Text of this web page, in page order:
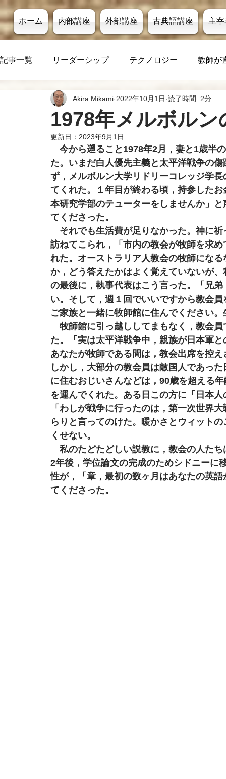
ホーム 内部講座 外部講座 古典語講座 主
記事一覧 リーダーシップ テクノロジー 教師が
1978年メルボルン
Akira Mikami 2022年10月1日 読了時間: 2分
更新日： 2023年9月1日
今から遡ること1978年2月，妻と1歳半
た。いまだ白人優先主義と太平洋戦争の
ず，メルボルン大学リドリーコレッジ学
てくれた。１年目が終わる頃，持参した
本研究学部のテューターをしませんか」
てくださった。
それでも生活費が足りなかった。神に
訪ねてこられ，「市内の教会が牧師を求
れた。オーストラリア人教会の牧師にな
か，どう答えたかはよく覚えていないが
の最後に，執事代表はこう言った。「兄
い。そして，週１回でいいですから教会
ご家族と一緒に牧師館に住んでください
牧師館に引っ越ししてまもなく，教会
た。「実は太平洋戦争中，親族が日本軍
あなたが牧師である間は，教会出席を控
しかし，大部分の教会員は敵国人であっ
に住むおじいさんなどは，90歳を超える
を運んでくれた。ある日この方に「日本
「わしが戦争に行ったのは，第一次世界
らりと言ってのけた。暖かさとウィット
くせない。
私のたどたどしい説教に，教会の人た
2年後，学位論文の完成のためシドニーに
性が，「章，最初の数ヶ月はあなたの英
てくださった。